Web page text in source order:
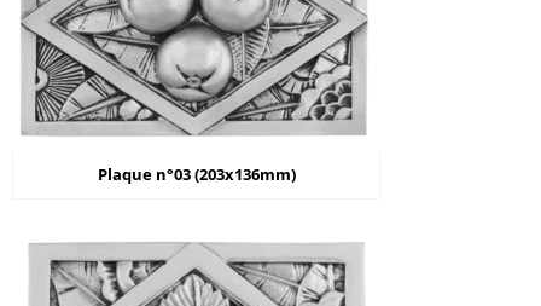
Plaque n°03 (203x136mm)